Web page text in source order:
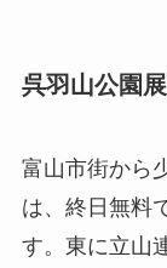
呉羽山公園
富山市街から
は、終日無料
す。東に立山